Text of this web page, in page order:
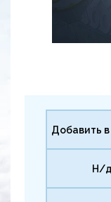
Добавить в
Н/д